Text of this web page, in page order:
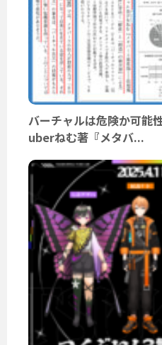
バーチャルは危険か可能
uberねむ著『メタバ...